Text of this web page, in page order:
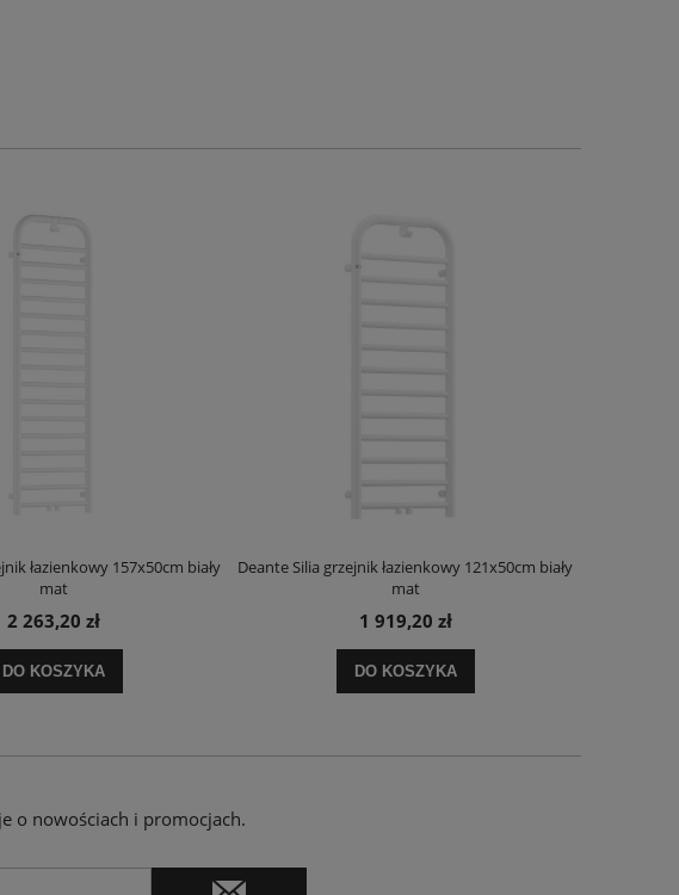
łazienkowy 157x50cm biały
mat
2 263,20 zł
DO KOSZYKA
Deante Silia grzejnik łazienkowy 121x50cm biały
mat
1 919,20 zł
DO KOSZYKA
o nowościach i promocjach.